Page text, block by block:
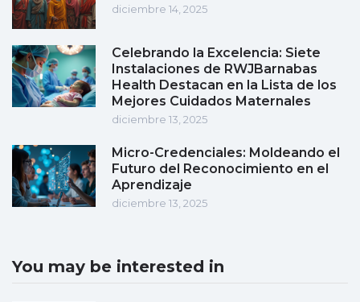
diciembre 14, 2025
Celebrando la Excelencia: Siete
Instalaciones de RWJBarnabas
Health Destacan en la Lista de los
Mejores Cuidados Maternales
diciembre 13, 2025
Micro-Credenciales: Moldeando el
Futuro del Reconocimiento en el
Aprendizaje
diciembre 13, 2025
You may be interested in